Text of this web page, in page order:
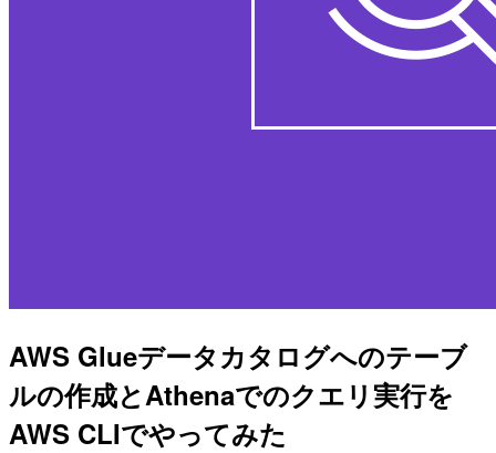
AWS Glueデータカタログへのテーブ
ルの作成とAthenaでのクエリ実行を
AWS CLIでやってみた